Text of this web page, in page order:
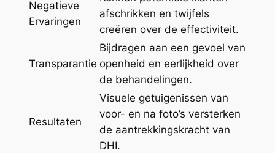
Negatieve
Ervaringen
afschrikken en twijfels
creëren over de effectiviteit.
Transparantie
Bijdragen aan een gevoel van
openheid en eerlijkheid over
de behandelingen.
Resultaten
Visuele getuigenissen van
voor- en na foto’s versterken
de aantrekkingskracht van
DHI.